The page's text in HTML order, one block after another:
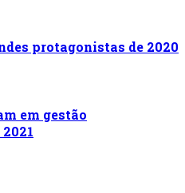
protagonistas de 2020
em gestão